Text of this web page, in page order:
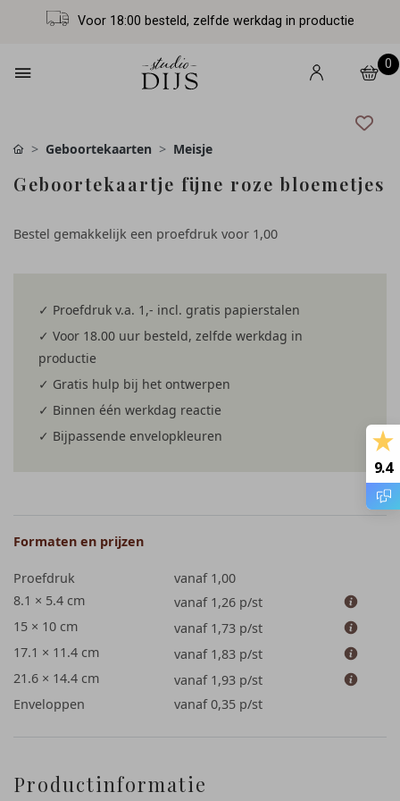
Voor 18:00 besteld, zelfde werkdag in productie
0
Geboortekaarten Meisje
Geboortekaartje fijne roze bloemetjes
Bestel gemakkelijk een proefdruk voor 1,00
✓ Proefdruk v.a. 1,- incl. gratis papierstalen
✓ Voor 18.00 uur besteld, zelfde werkdag in
productie
✓ Gratis hulp bij het ontwerpen
✓ Binnen één werkdag reactie
✓ Bijpassende envelopkleuren
Formaten en prijzen
Proefdruk
vanaf 1,00
8.1 × 5.4 cm
vanaf 1,26 p/st
15 × 10 cm
vanaf 1,73 p/st
17.1 × 11.4 cm
vanaf 1,83 p/st
21.6 × 14.4 cm
vanaf 1,93 p/st
Enveloppen
vanaf 0,35 p/st
Productinformatie
9.4